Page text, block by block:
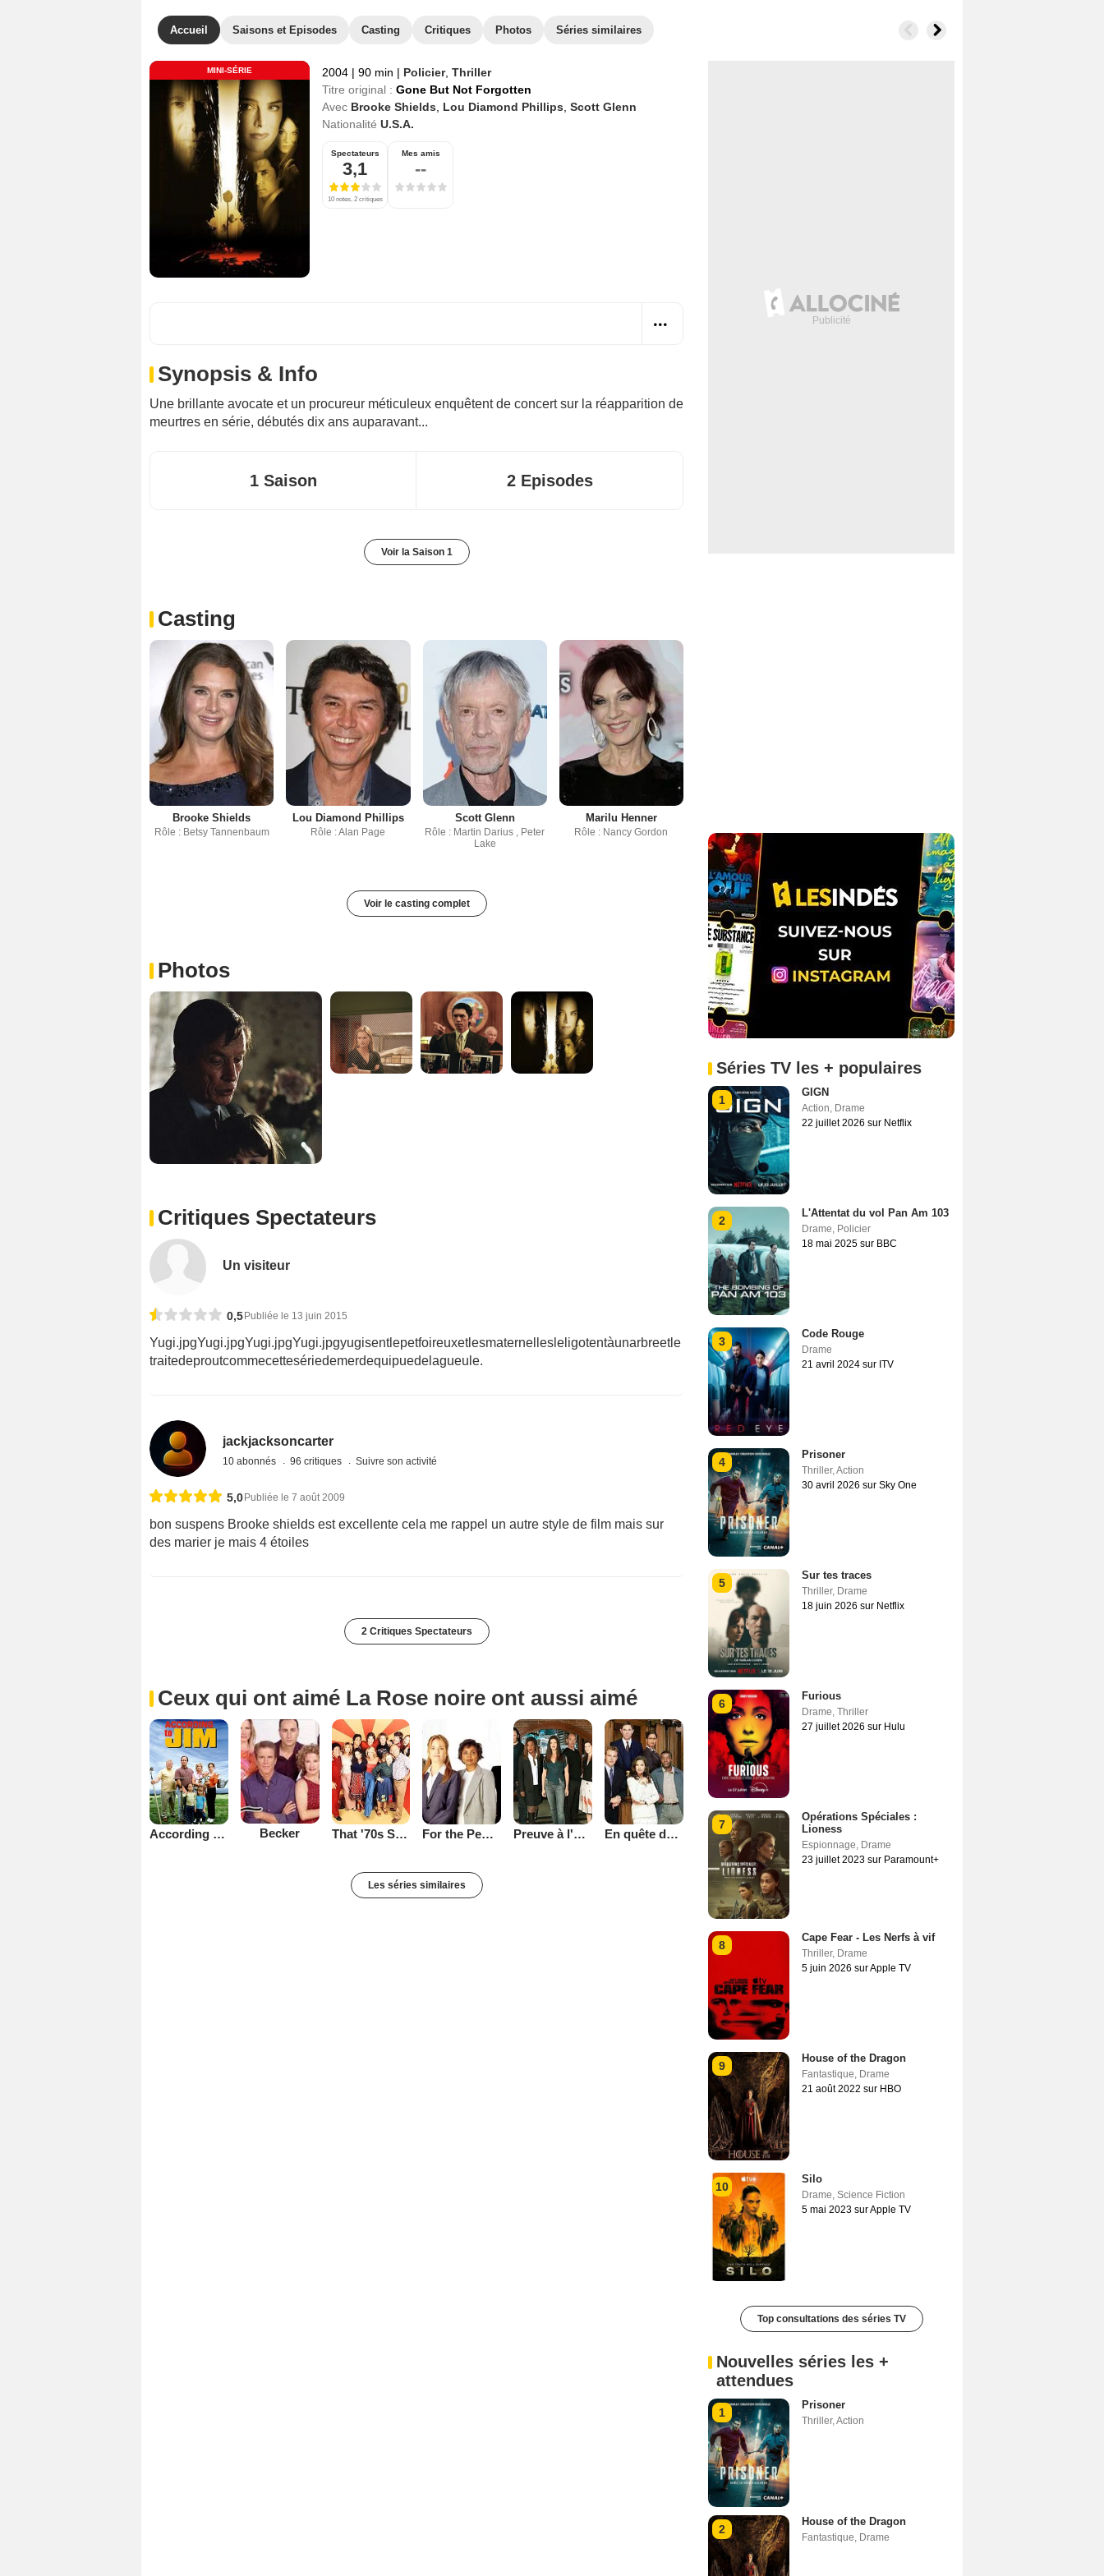
Accueil Saisons et Episodes Casting Critiques Photos Séries similaires
MINI-SÉRIE 2004 | 90 min | Policier, Thriller
Titre original : Gone But Not Forgotten
Avec Brooke Shields Lou Diamond Phillips Scott Glenn
Nationalité U.S.A.
Spectateurs
3,1
10 notes, 2 critiques
Mes amis
--
Synopsis & Info
Une brillante avocate et un procureur méticuleux enquêtent de concert sur la réapparition de
meurtres en série, débutés dix ans auparavant...
1 Saison 2 Episodes
Voir la Saison 1
Casting
Brooke Shields
Rôle : Betsy Tannenbaum
Lou Diamond Phillips
Rôle : Alan Page
Scott Glenn
Rôle : Martin Darius , Peter
Lake
Marilu Henner
Rôle : Nancy Gordon
Voir le casting complet
Photos
Critiques Spectateurs
Un visiteur
0,5Publiée le 13 juin 2015
Yugi.jpgYugi.jpgYugi.jpgYugi.jpgyugisentlepetfoireuxetlesmaternellesleligotentàunarbreetle
traitedeproutcommecettesériedemerdequipuedelagueule.
jackjacksoncarter
10 abonnés 96 critiques Suivre son activité
5,0 Publiée le 7 août 2009
bon suspens Brooke shields est excellente cela me rappel un autre style de film mais sur
des marier je mais 4 étoiles
2 Critiques Spectateurs
Ceux qui ont aimé La Rose noire ont aussi aimé
According to Jim Becker That '70s Show For the People (2002) Preuve à l'appui En quête de justice
Les séries similaires
Séries TV les + populaires
1
GIGN
Action, Drame
22 juillet 2026 sur Netflix
2
L'Attentat du vol Pan Am 103
Drame, Policier
18 mai 2025 sur BBC
3
Code Rouge
Drame
21 avril 2024 sur ITV
4
Prisoner
Thriller,Action
30 avril 2026 sur Sky One
5
Sur tes traces
Thriller, Drame
18 juin 2026 sur Netflix
6
Furious
Drame, Thriller
27 juillet 2026 sur Hulu
7
Opérations Spéciales :
Lioness
Espionnage, Drame
23 juillet 2023 sur Paramount+
8
Cape Fear - Les Nerfs à vif
Thriller, Drame
5 juin 2026 sur Apple TV
9
House of the Dragon
Fantastique, Drame
21 août 2022 sur HBO
10
Silo
Drame, Science Fiction
5 mai 2023 sur Apple TV
Top consultations des séries TV
Nouvelles séries les +
attendues
1
Prisoner
Thriller,Action
2
House of the Dragon
Fantastique, Drame